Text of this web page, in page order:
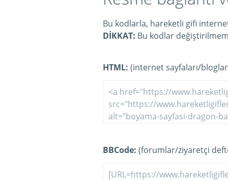
Bu kodlarla, hareketli gifi
DİKKAT: Bu kodlar
HTML: (internet sayfaları/
BBCode: (forumlar/ziyaretçi